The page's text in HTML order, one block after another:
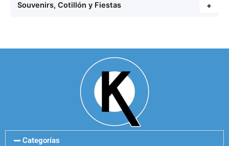
Souvenirs, Cotillón y Fiestas +
Categorías